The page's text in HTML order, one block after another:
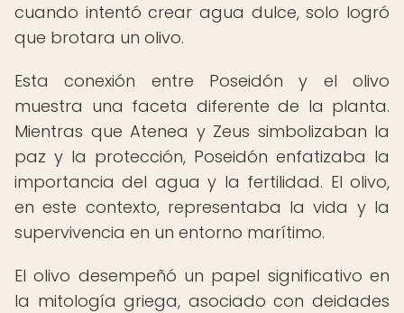
cuando intentó crear agua dulce, solo logró
que brotara un olivo.
Esta conexión entre Poseidón y el olivo
muestra una faceta diferente de la planta.
Mientras que Atenea y Zeus simbolizaban la
paz y la protección, Poseidón enfatizaba la
importancia del agua y la fertilidad. El olivo,
en este contexto, representaba la vida y la
supervivencia en un entorno marítimo.
El olivo desempeñó un papel significativo en
la mitología griega, asociado con deidades